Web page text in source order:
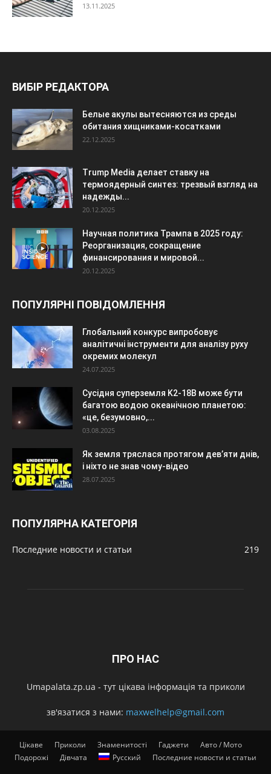
13.11.2025
ВИБІР РЕДАКТОРА
Белые акулы вытесняются из среды
обитания хищниками-косатками
22.12.2025
Trump Media делает ставку на
термоядерный синтез: трезвый взгляд на
надежды...
20.12.2025
Научная политика Трампа в 2025 году:
Реорганизация, сокращение
финансирования и мировой...
20.12.2025
ПОПУЛЯРНІ ПОВІДОМЛЕННЯ
Глобальний конкурс випробовує
аналітичні інструменти для аналізу руху
окремих молекул
24.07.2025
Сусідня суперземля K2-18B може бути
багатою водою океанічною планетою:
«це, безумовно,...
03.08.2025
Як земля тряслася протягом дев’яти днів,
і ніхто не знав чому-відео
28.07.2025
ПОПУЛЯРНА КАТЕГОРІЯ
Последние новости и статьи 219
ПРО НАС
Umapalata.zp.ua - тут цікава інформація та приколи
зв'язатися з нами: maxwelhelp@gmail.com
Цікаве Приколи Знаменитості Гаджети
Авто / Мото
Подорожі
Дівчата Русский Последние новости и статьи